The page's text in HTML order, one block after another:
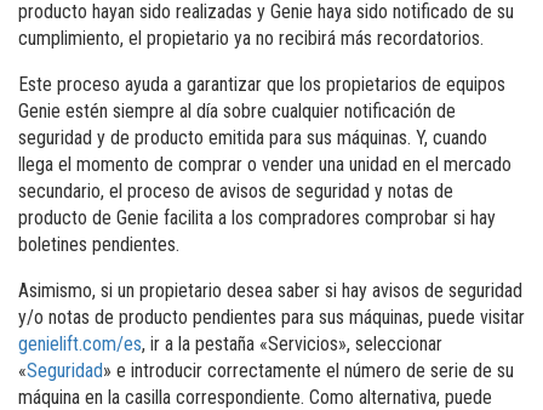
producto hayan sido realizadas y Genie haya sido notificado de su
cumplimiento, el propietario ya no recibirá más recordatorios.
Este proceso ayuda a garantizar que los propietarios de equipos
Genie estén siempre al día sobre cualquier notificación de
seguridad y de producto emitida para sus máquinas. Y, cuando
llega el momento de comprar o vender una unidad en el mercado
secundario, el proceso de avisos de seguridad y notas de
producto de Genie facilita a los compradores comprobar si hay
boletines pendientes.
Asimismo, si un propietario desea saber si hay avisos de seguridad
y/o notas de producto pendientes para sus máquinas, puede visitar
genielift.com/es, ir a la pestaña «Servicios», seleccionar
«Seguridad» e introducir correctamente el número de serie de su
máquina en la casilla correspondiente. Como alternativa, puede